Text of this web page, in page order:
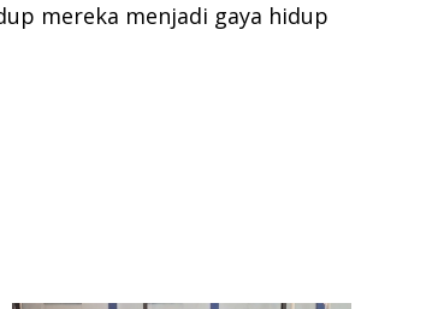
mereka menjadi gaya hidup